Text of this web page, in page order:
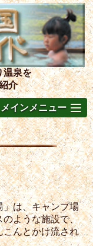
温泉を
介
メインメニュー
」は、キャンプ場
のような施設で、
こんとかけ流され